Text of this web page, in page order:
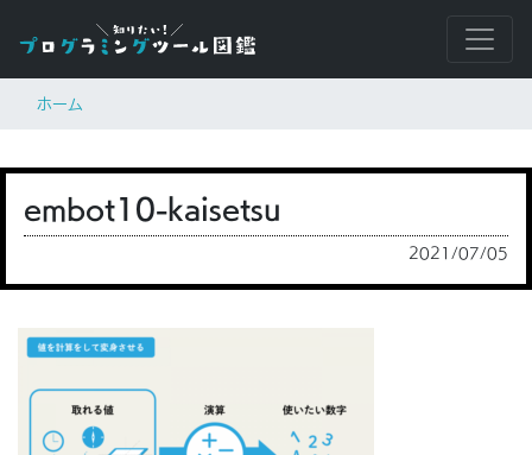
ホーム
embot10-kaisetsu
2021/07/05